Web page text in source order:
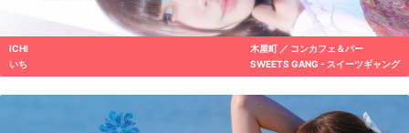
ICHI
いち
木屋町 ／ コンカフェ＆バー
SWEETS GANG - スイーツギャング